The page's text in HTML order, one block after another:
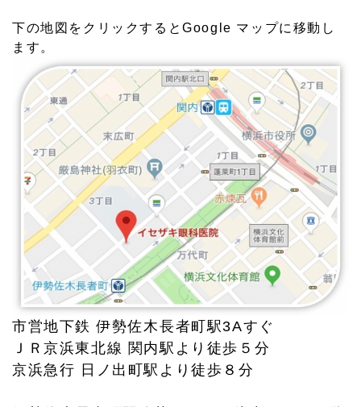
下の地図をクリックするとGoogle マップに移動し
ます。
市営地下鉄 伊勢佐木長者町駅3Aすぐ
ＪＲ京浜東北線 関内駅より徒歩５分
京浜急行 日ノ出町駅より徒歩８分